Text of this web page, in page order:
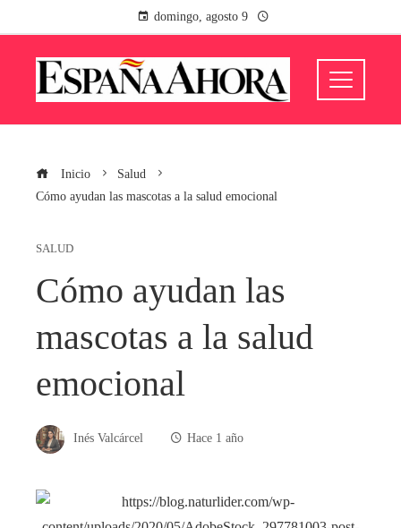
domingo, agosto 9
Inicio
Salud
Cómo ayudan las mascotas a la salud emocional
SALUD
Cómo ayudan las
mascotas a la salud
emocional
Inés Valcárcel Hace 1 año